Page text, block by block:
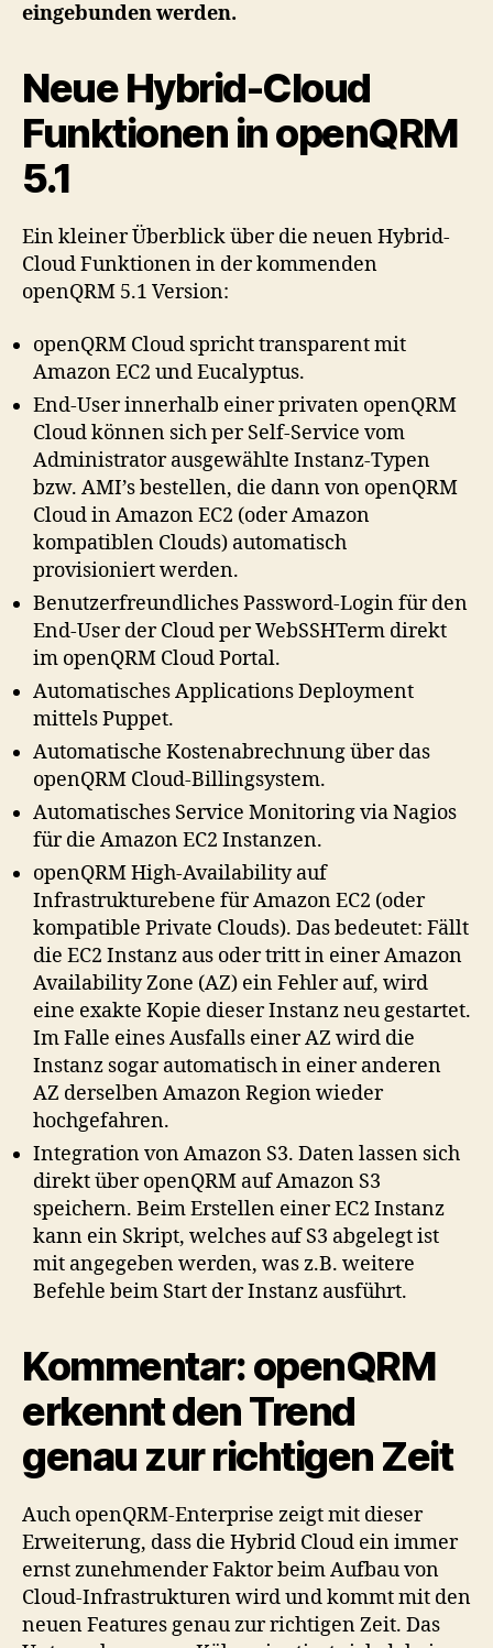
eingebunden werden.
Neue Hybrid-Cloud
Funktionen in openQRM
5.1
Ein kleiner Überblick über die neuen Hybrid-
Cloud Funktionen in der kommenden
openQRM 5.1 Version:
openQRM Cloud spricht transparent mit
Amazon EC2 und Eucalyptus.
End-User innerhalb einer privaten openQRM
Cloud können sich per Self-Service vom
Administrator ausgewählte Instanz-Typen
bzw. AMI’s bestellen, die dann von openQRM
Cloud in Amazon EC2 (oder Amazon
kompatiblen Clouds) automatisch
provisioniert werden.
Benutzerfreundliches Password-Login für den
End-User der Cloud per WebSSHTerm direkt
im openQRM Cloud Portal.
Automatisches Applications Deployment
mittels Puppet.
Automatische Kostenabrechnung über das
openQRM Cloud-Billingsystem.
Automatisches Service Monitoring via Nagios
für die Amazon EC2 Instanzen.
openQRM High-Availability auf
Infrastrukturebene für Amazon EC2 (oder
kompatible Private Clouds). Das bedeutet: Fällt
die EC2 Instanz aus oder tritt in einer Amazon
Availability Zone (AZ) ein Fehler auf, wird
eine exakte Kopie dieser Instanz neu gestartet.
Im Falle eines Ausfalls einer AZ wird die
Instanz sogar automatisch in einer anderen
AZ derselben Amazon Region wieder
hochgefahren.
Integration von Amazon S3. Daten lassen sich
direkt über openQRM auf Amazon S3
speichern. Beim Erstellen einer EC2 Instanz
kann ein Skript, welches auf S3 abgelegt ist
mit angegeben werden, was z.B. weitere
Befehle beim Start der Instanz ausführt.
Kommentar: openQRM
erkennt den Trend
genau zur richtigen Zeit
Auch openQRM-Enterprise zeigt mit dieser
Erweiterung, dass die Hybrid Cloud ein immer
ernst zunehmender Faktor beim Aufbau von
Cloud-Infrastrukturen wird und kommt mit den
neuen Features genau zur richtigen Zeit. Das